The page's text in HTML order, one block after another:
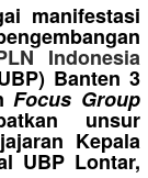
manifestasi
Indonesia
Banten 3
Focus Group
unsur
Kepala
UBP Lontar,